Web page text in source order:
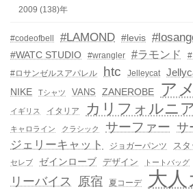
2009 (138)年
#codeofbell #LAMOND #levis
#WATC STUDIO #wrangler #ラモンド
#ロサンゼルスアパレル
htc Jelleycat
NIKE
Tシャツ VANS ZANEROBE ア
イギリス イタリア カリフォルニ
キャロライン クラシック サーファー サ
ジェリーキャット
ジョガーパンツ ス
セレブ ゼインローブ デザイン トートバッグ
リーバイス 原宿 夏コーデ 大